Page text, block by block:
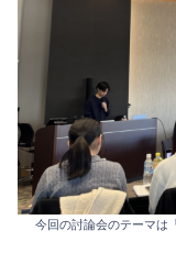
今回の討論会のテーマは